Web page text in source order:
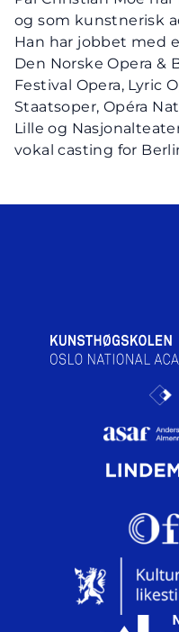
og som kunstnerisk
Han har jobbet med
Den Norske Opera &
Festival Opera, Lyric
Staatsoper, Opéra
Lille og
vokal casting for